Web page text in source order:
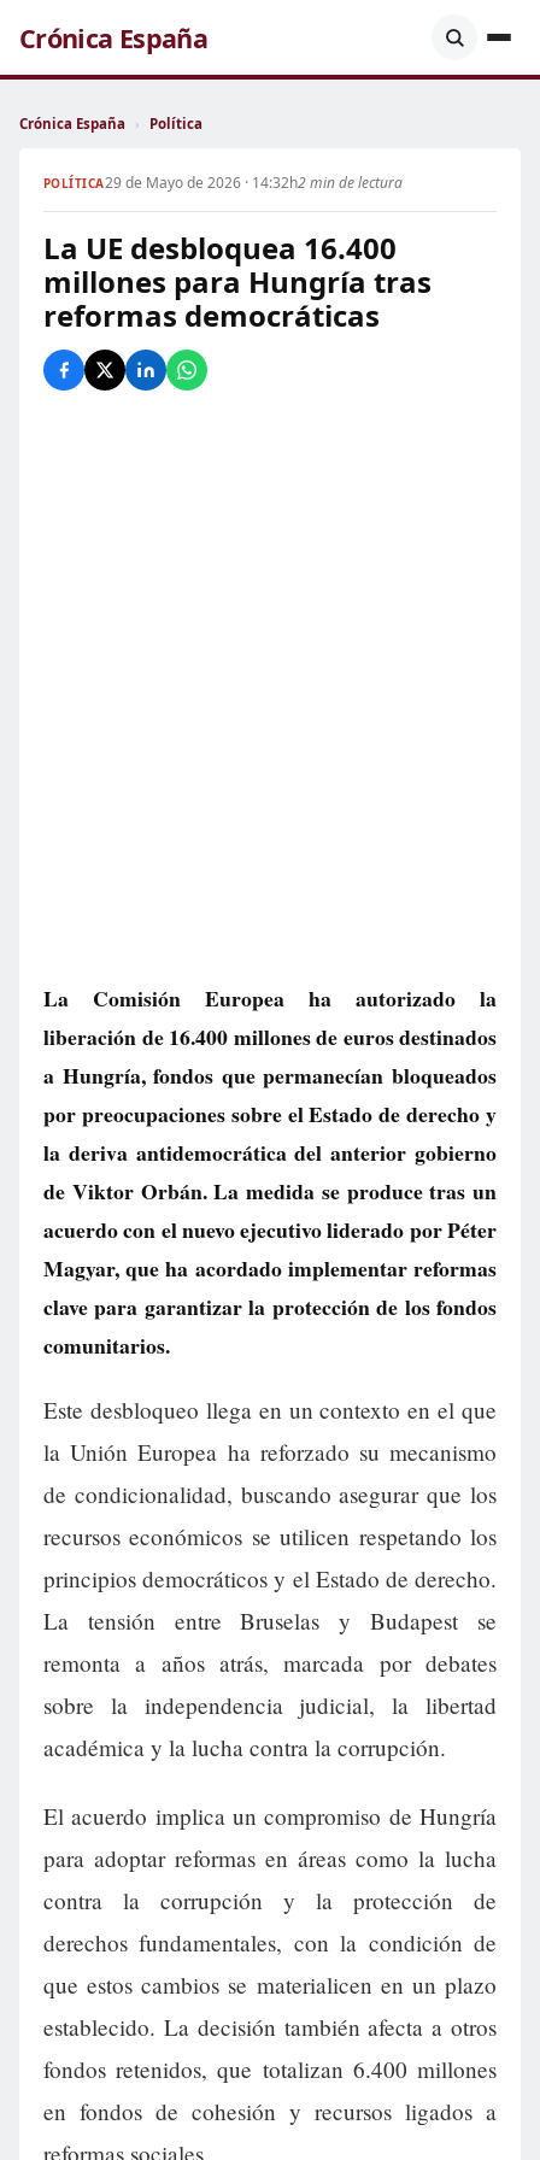
Crónica España
Crónica España › Política
POLÍTICA29 de Mayo de 2026 · 14:32h2 min de lectura
La UE desbloquea 16.400
millones para Hungría tras
reformas democráticas
La Comisión Europea ha autorizado la
liberación de 16.400 millones de euros destinados
a Hungría, fondos que permanecían bloqueados
por preocupaciones sobre el Estado de derecho y
la deriva antidemocrática del anterior gobierno
de Viktor Orbán. La medida se produce tras un
acuerdo con el nuevo ejecutivo liderado por Péter
Magyar, que ha acordado implementar reformas
clave para garantizar la protección de los fondos
comunitarios.
Este desbloqueo llega en un contexto en el que
la Unión Europea ha reforzado su mecanismo
de condicionalidad, buscando asegurar que los
recursos económicos se utilicen respetando los
principios democráticos y el Estado de derecho.
La tensión entre Bruselas y Budapest se
remonta a años atrás, marcada por debates
sobre la independencia judicial, la libertad
académica y la lucha contra la corrupción.
El acuerdo implica un compromiso de Hungría
para adoptar reformas en áreas como la lucha
contra la corrupción y la protección de
derechos fundamentales, con la condición de
que estos cambios se materialicen en un plazo
establecido. La decisión también afecta a otros
fondos retenidos, que totalizan 6.400 millones
en fondos de cohesión y recursos ligados a
reformas sociales.